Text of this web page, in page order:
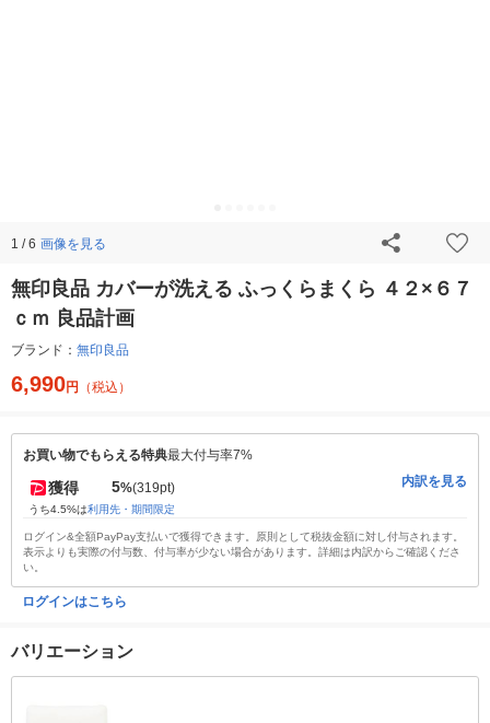
1 / 6 画像を見る
無印良品 カバーが洗える ふっくらまくら ４２×６７
ｃｍ 良品計画
ブランド： 無印良品
6,990円 （税込）
お買い物でもらえる特典最大付与率7%
獲得 5%(319pt)
うち4.5%は利用先・期間限定
内訳を見る
ログイン&全額PayPay支払いで獲得できます。原則として税抜金額に対し付与されます。
表示よりも実際の付与数、付与率が少ない場合があります。詳細は内訳からご確認くださ
い。
ログインはこちら
バリエーション